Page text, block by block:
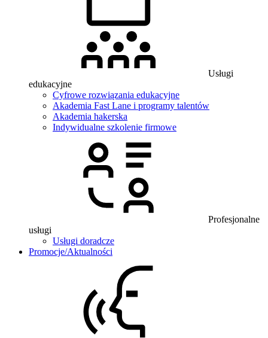
Usługi
edukacyjne
Cyfrowe rozwiązania edukacyjne
Akademia Fast Lane i programy talentów
Akademia hakerska
Indywidualne szkolenie firmowe
Profesjonalne
usługi
Usługi doradcze
Promocje/Aktualności